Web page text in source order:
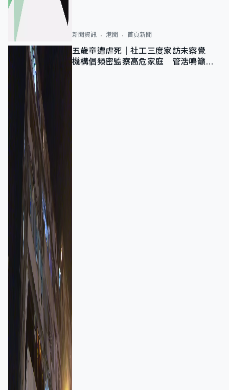
新聞資訊 港聞 首頁新聞
五歲童遭虐死｜社工三度家訪未察覺
機構倡頻密監察高危家庭 管浩鳴籲加